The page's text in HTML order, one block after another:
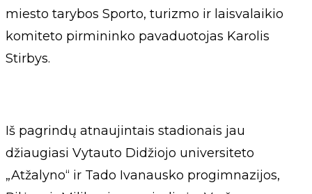
miesto tarybos Sporto, turizmo ir laisvalaikio
komiteto pirmininko pavaduotojas Karolis
Stirbys.
Iš pagrindų atnaujintais stadionais jau
džiaugiasi Vytauto Didžiojo universiteto
„Atžalyno“ ir Tado Ivanausko progimnazijos,